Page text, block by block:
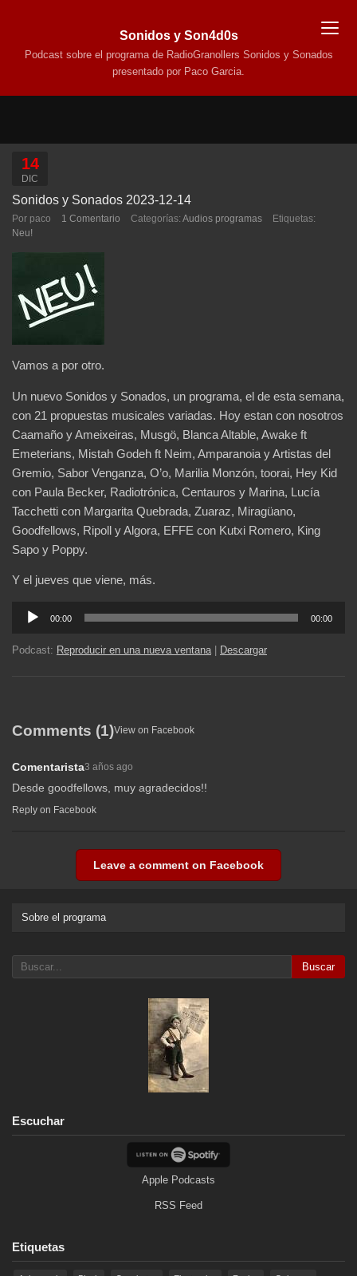
Sonidos y Son4d0s
Podcast sobre el programa de RadioGranollers Sonidos y Sonados
presentado por Paco Garcia.
14
DIC
Sonidos y Sonados 2023-12-14
Por paco 1 Comentario Categorías: Audios programas
Etiquetas:
Neu!
Vamos a por otro.
Un nuevo Sonidos y Sonados, un programa, el de esta semana,
con 21 propuestas musicales variadas. Hoy estan con nosotros
Caamaño y Ameixeiras, Musgö, Blanca Altable, Awake ft
Emeterians, Mistah Godeh ft Neim, Amparanoia y Artistas del
Gremio, Sabor Venganza, O’o, Marilia Monzón, toorai, Hey Kid
con Paula Becker, Radiotrónica, Centauros y Marina, Lucía
Tacchetti con Margarita Quebrada, Zuaraz, Miragüano,
Goodfellows, Ripoll y Algora, EFFE con Kutxi Romero, King
Sapo y Poppy.
Y el jueves que viene, más.
Reproductor
audio
00:00 00:00
Podcast: Reproducir en una nueva ventana | Descargar
Comments (1)View on Facebook
Comentarista3 años ago
Desde goodfellows, muy agradecidos!!
Reply on Facebook
Leave a comment on Facebook
Sobre el programa
Buscar
Escuchar
Apple Podcasts
RSS Feed
Etiquetas